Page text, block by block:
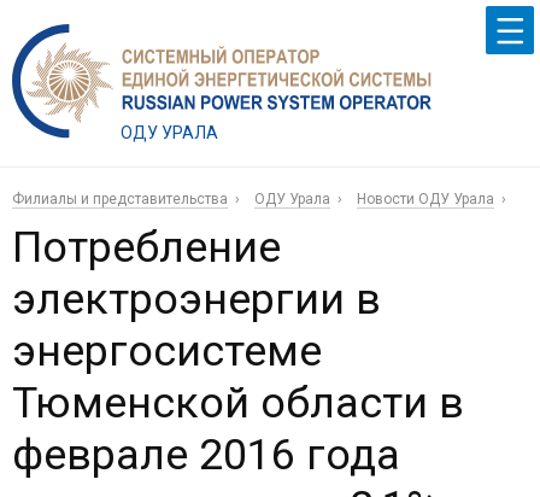
ОДУ УРАЛА
Филиалы и представительства ОДУ Урала Новости ОДУ Урала
Потребление
электроэнергии в
энергосистеме
Тюменской области в
феврале 2016 года